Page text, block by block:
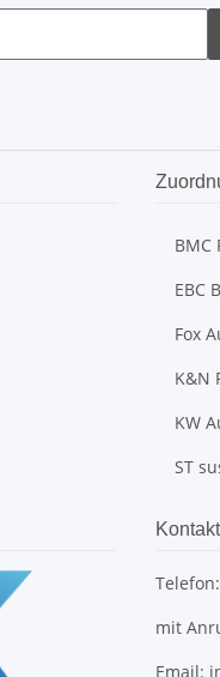
BMC
EBC
Fox
K&N
KW
ST
mit
Email: